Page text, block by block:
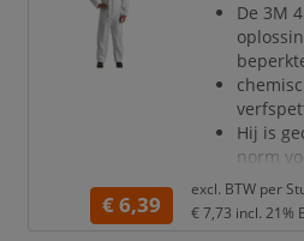
om
en
extra
De 3M
Hij is
norm
€ 6,39
excl. BTW per
€ 7,73 incl. 21%